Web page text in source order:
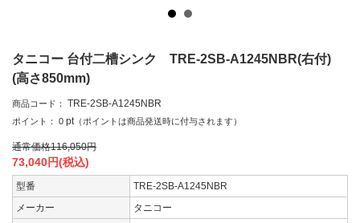
タニコー 台付二槽シンク TRE-2SB-A1245NBR(右付)
(高さ850mm)
商品コード： TRE-2SB-A1245NBR
ポイント： 0 pt （ポイントは商品発送時に付与されます）
通常価格116,050円
73,040円(税込)
型番
TRE-2SB-A1245NBR
メーカー
タニコー